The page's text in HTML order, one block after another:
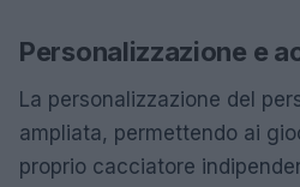
Personalizzazione e
La personalizzazione del
ampliata, permettendo ai
proprio cacciatore